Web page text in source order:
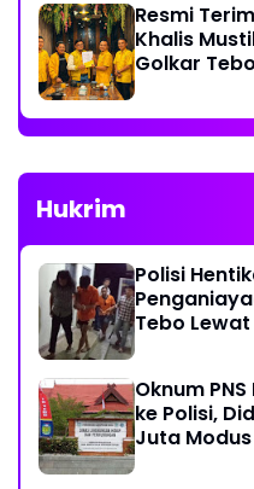
Resmi
Khalis
Golkar
Hukrim
Polisi
Tebo
Oknum
ke Polisi,
Juta